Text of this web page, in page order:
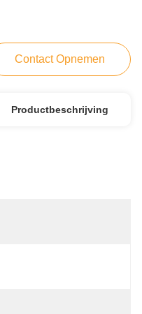
Contact Opnemen
Productbeschrijving